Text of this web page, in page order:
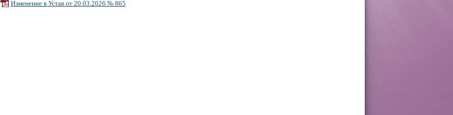
Изменение в Устав от 20.03.2026 № 865